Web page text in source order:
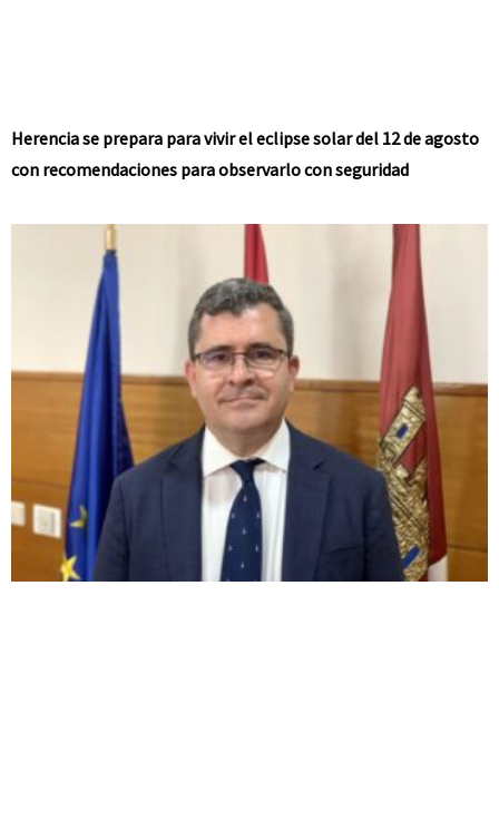
Herencia se prepara para vivir el eclipse solar del 12 de agosto
con recomendaciones para observarlo con seguridad